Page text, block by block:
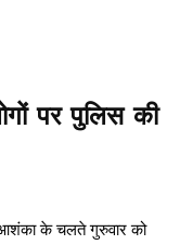
पर पुलिस की
के चलते गुरुवार को